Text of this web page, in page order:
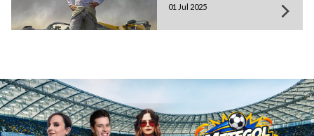
01 Jul 2025